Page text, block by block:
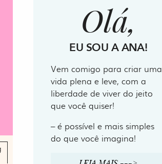
Olá,
EU SOU A ANA!
Vem comigo para criar uma
vida plena e leve, com a
liberdade de viver do jeito
que você quiser!
– é possível e mais simples
do que você imagina!